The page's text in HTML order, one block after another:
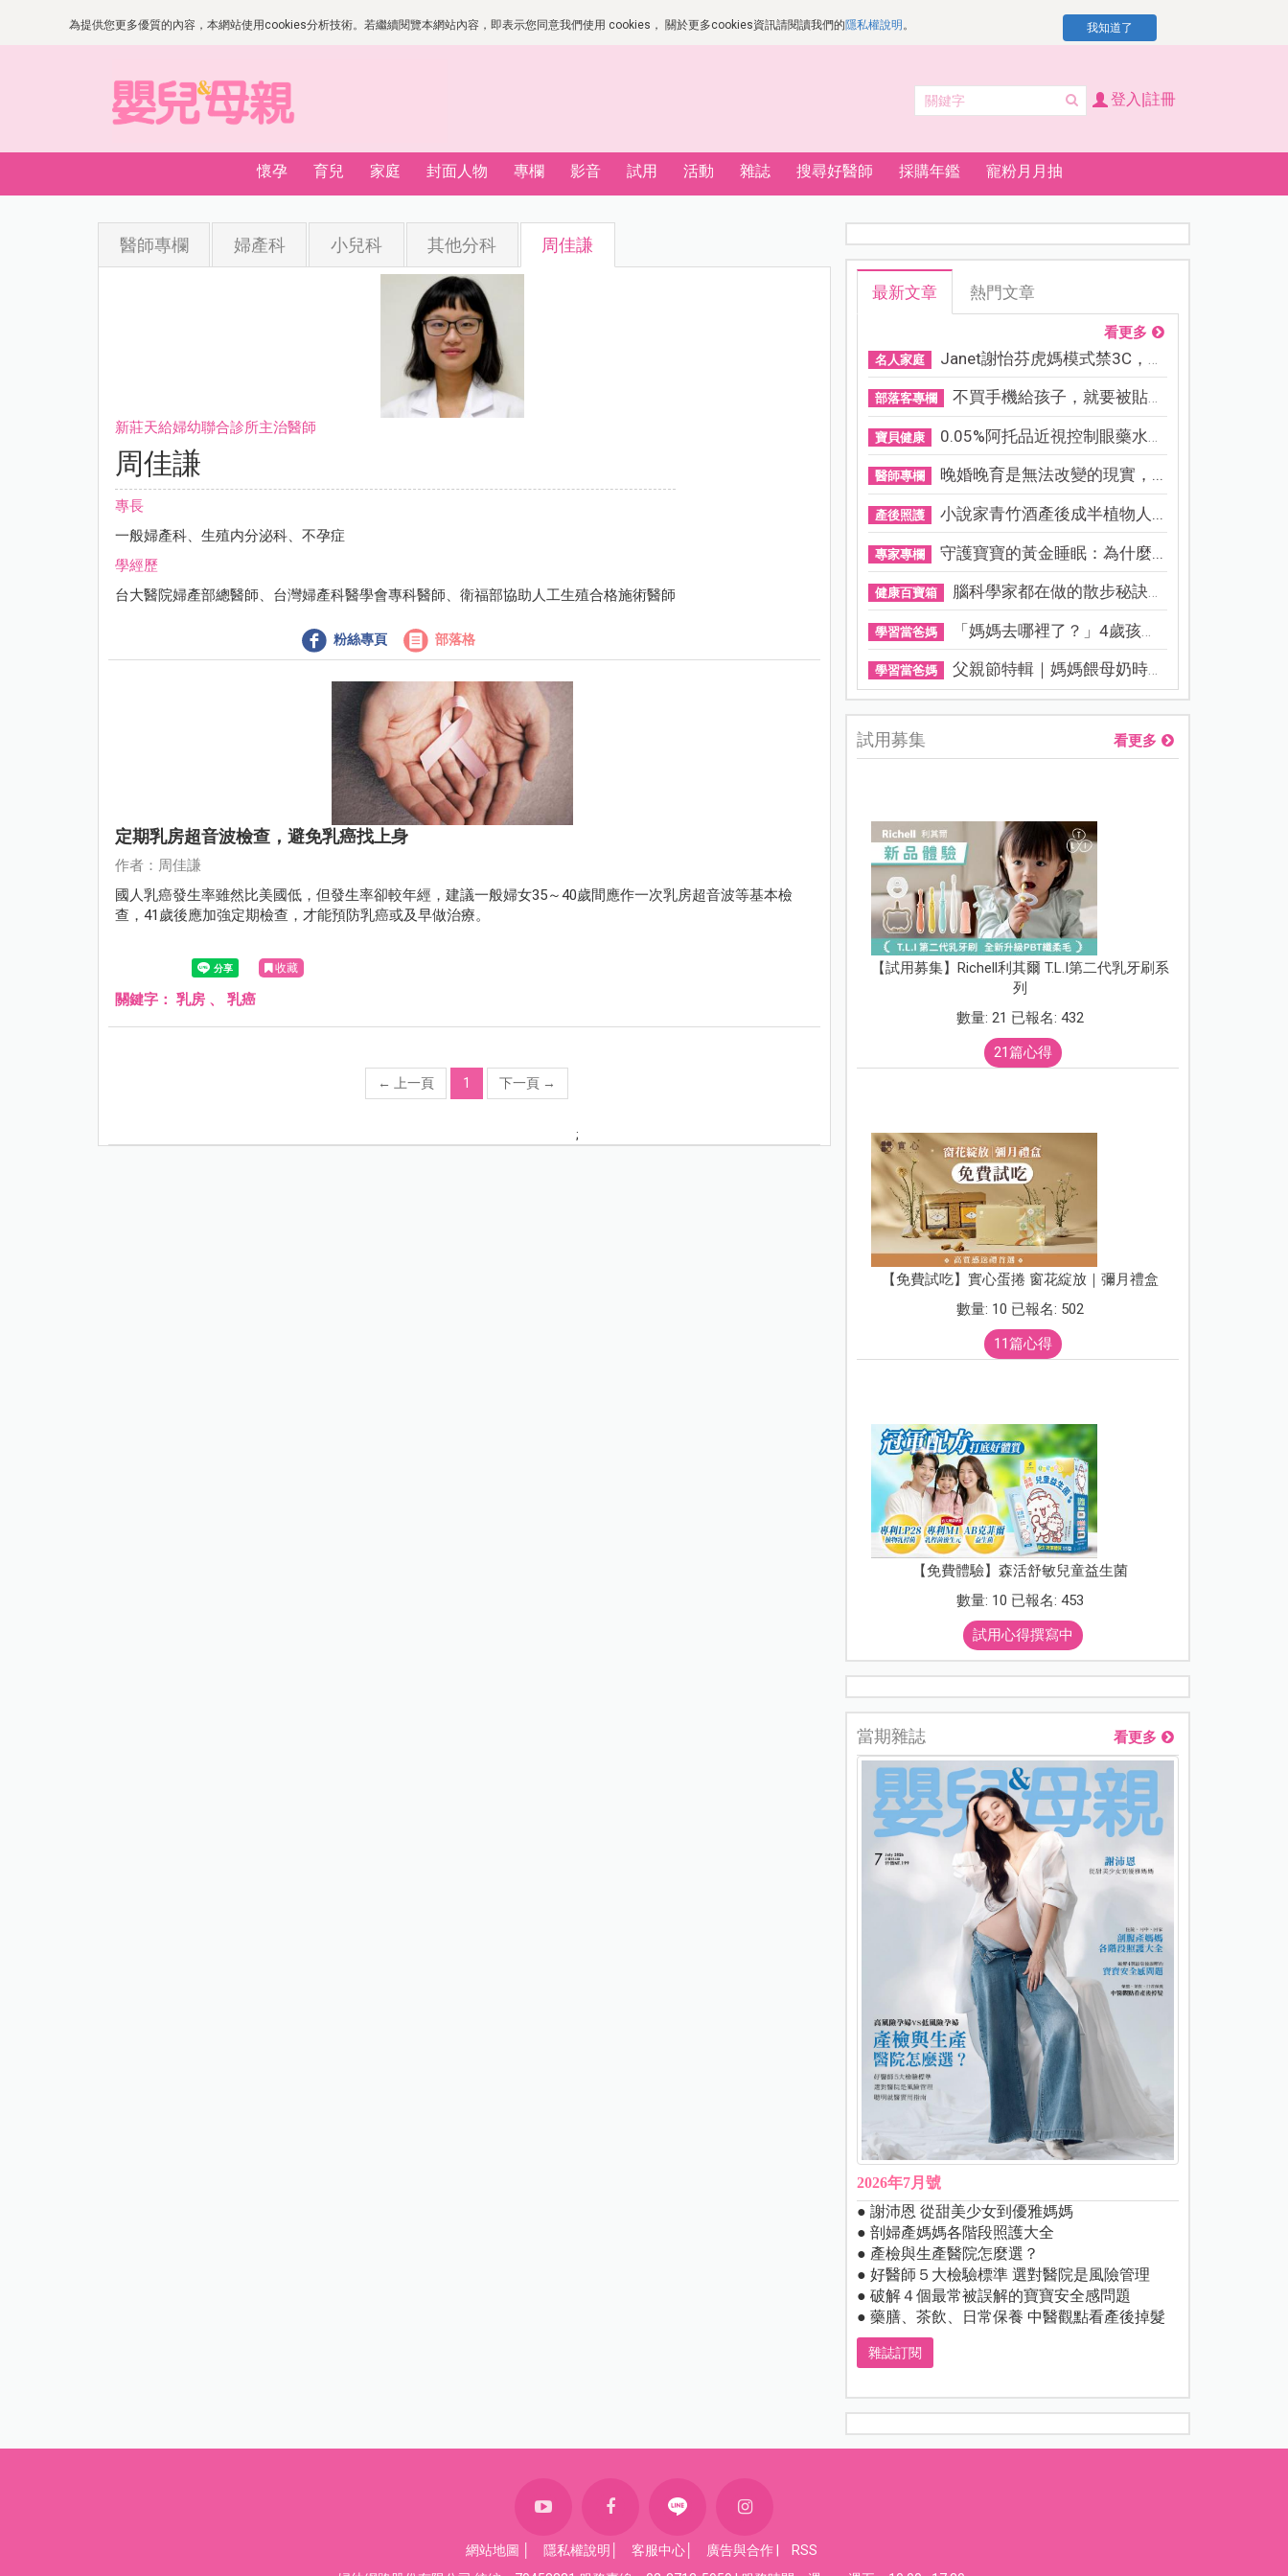
為提供您更多優質的內容，本網站使用cookies分析技術。若繼續閱覽本網站內容，即表示您同意我們使用 cookies， 關於更多cookies資訊請閱讀我們的隱私權說明 。 我知道了
登入|註冊
懷孕 育兒 家庭 封面人物 專欄 影音 試用 活動 雜誌 搜尋好醫師 採購年鑑 寵粉月月抽
醫師專欄 婦產科 小兒科 其他分科 周佳謙
新莊天給婦幼聯合診所主治醫師
周佳謙
專長
一般婦產科、生殖内分泌科、不孕症
學經歷
台大醫院婦產部總醫師、台灣婦產科醫學會專科醫師、衛福部協助人工生殖合格施術醫師
粉絲專頁 部落格
定期乳房超音波檢查，避免乳癌找上身
作者：周佳謙
國人乳癌發生率雖然比美國低，但發生率卻較年經，建議一般婦女35～40歲間應作一次乳房超音波等基本檢
查，41歲後應加強定期檢查，才能預防乳癌或及早做治療。
收藏
關鍵字： 乳房 、 乳癌
← 上一頁 1 下一頁 →
;
最新文章 熱門文章
看更多
名人家庭 Janet謝怡芬虎媽模式禁3C，看...
部落客專欄 不買手機給孩子，就要被貼「...
寶貝健康 0.05%阿托品近視控制眼藥水納...
醫師專欄 晚婚晚育是無法改變的現實，...
產後照護 小說家青竹酒產後成半植物人...
專家專欄 守護寶寶的黃金睡眠：為什麼...
健康百寶箱 腦科學家都在做的散步秘訣！...
學習當爸媽 「媽媽去哪裡了？」4歲孩子還...
學習當爸媽 父親節特輯｜媽媽餵母奶時，...
試用募集 看更多
【試用募集】Richell利其爾 T.L.I第二代乳牙刷系
列
數量: 21 已報名: 432
21篇心得
【免費試吃】實心蛋捲 窗花綻放｜彌月禮盒
數量: 10 已報名: 502
11篇心得
【免費體驗】森活舒敏兒童益生菌
數量: 10 已報名: 453
試用心得撰寫中
當期雜誌 看更多
2026年7月號
● 謝沛恩 從甜美少女到優雅媽媽
● 剖婦產媽媽各階段照護大全
● 產檢與生產醫院怎麼選？
● 好醫師５大檢驗標準 選對醫院是風險管理
● 破解４個最常被誤解的寶寶安全感問題
● 藥膳、茶飲、日常保養 中醫觀點看產後掉髮
雜誌訂閱
網站地圖 隱私權說明 客服中心 廣告與合作
RSS